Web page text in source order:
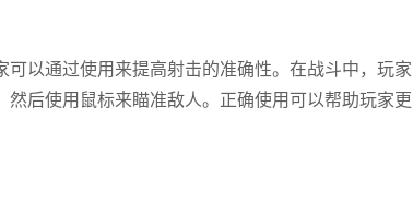
以通过使用来提高射击的准确性。在战斗中，玩家
后使用鼠标来瞄准敌人。正确使用可以帮助玩家更